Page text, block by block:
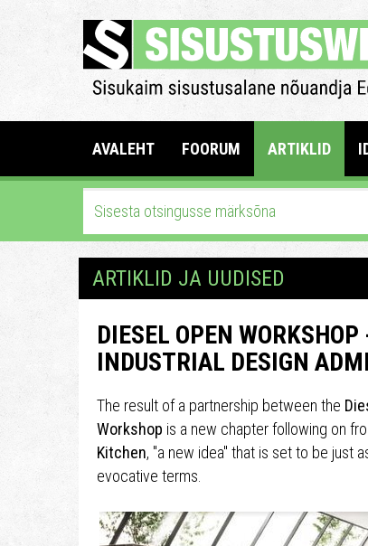
AVALEHT FOORUM ARTIKLID
ARTIKLID JA UUDISED
DIESEL OPEN
INDUSTRIAL DESIGN
The result of a partnership between the
Workshop is a new chapter following on
Kitchen, "a new idea" that is set to be just
evocative terms.